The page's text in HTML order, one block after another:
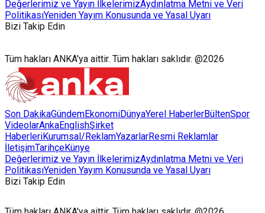
Değerlerimiz ve Yayın İlkelerimizAydınlatma Metni ve Veri
PolitikasıYeniden Yayım Konusunda ve Yasal Uyarı
Bizi Takip Edin
Tüm hakları ANKA'ya aittir. Tüm hakları saklıdır. @2026
Son DakikaGündemEkonomiDünyaYerel HaberlerBültenSpor
VideolarAnkaEnglishŞirket
HaberleriKurumsal/ReklamYazarlarResmi Reklamlar
İletişimTarihçeKünye
Değerlerimiz ve Yayın İlkelerimizAydınlatma Metni ve Veri
PolitikasıYeniden Yayım Konusunda ve Yasal Uyarı
Bizi Takip Edin